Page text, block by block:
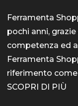
Ferramenta
pochi anni, grazie
competenza ed
Ferramenta
riferimento come
SCOPRI DI PIÙ